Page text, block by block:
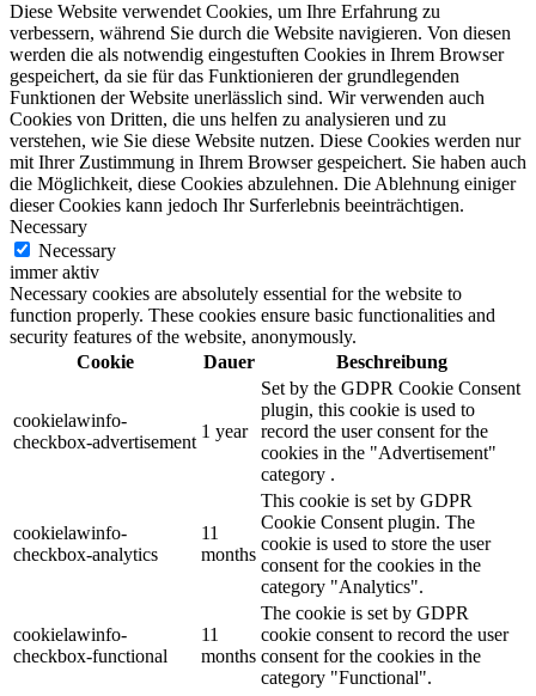
Diese Website verwendet Cookies, um Ihre Erfahrung zu
verbessern, während Sie durch die Website navigieren. Von diesen
werden die als notwendig eingestuften Cookies in Ihrem Browser
gespeichert, da sie für das Funktionieren der grundlegenden
Funktionen der Website unerlässlich sind. Wir verwenden auch
Cookies von Dritten, die uns helfen zu analysieren und zu
verstehen, wie Sie diese Website nutzen. Diese Cookies werden nur
mit Ihrer Zustimmung in Ihrem Browser gespeichert. Sie haben auch
die Möglichkeit, diese Cookies abzulehnen. Die Ablehnung einiger
dieser Cookies kann jedoch Ihr Surferlebnis beeinträchtigen.
Necessary
Necessary
immer aktiv
Necessary cookies are absolutely essential for the website to
function properly. These cookies ensure basic functionalities and
security features of the website, anonymously.
Cookie
Dauer Beschreibung
cookielawinfo-
checkbox-advertisement
1 year
Set by the GDPR Cookie Consent
plugin, this cookie is used to
record the user consent for the
cookies in the "Advertisement"
category .
cookielawinfo-
checkbox-analytics
11
months
This cookie is set by GDPR
Cookie Consent plugin. The
cookie is used to store the user
consent for the cookies in the
category "Analytics".
cookielawinfo-
checkbox-functional
11
months
The cookie is set by GDPR
cookie consent to record the user
consent for the cookies in the
category "Functional".